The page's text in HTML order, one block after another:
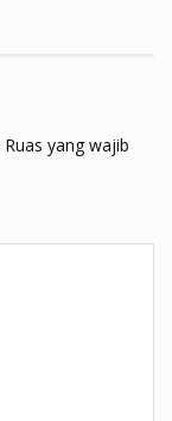
Ruas yang wajib